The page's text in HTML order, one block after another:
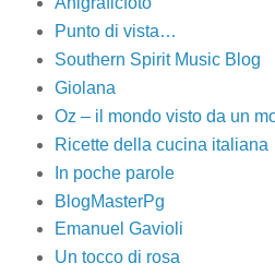
Punto di vista…
Southern Spirit Music Blog
Giolana
Oz – il mondo visto da un
Ricette della cucina italiana
In poche parole
BlogMasterPg
Emanuel Gavioli
Un tocco di rosa